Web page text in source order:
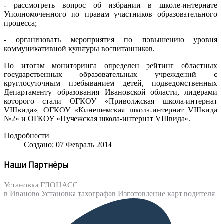
- рассмотреть вопрос об избрании в школе-интернате
Уполномоченного
по правам участников
образовательного
процесса;
-организовать мероприятия по повышению
уровня
коммуникативной культуры воспитанников.
По
итогам мониторинга определен рейтинг
областных
государственных
образовательных учреждений с
круглосуточным
пребыванием детей, подведомственных
Департаменту
образования Ивановской области, лидерами
которого
стали ОГКОУ«Приволжская
школа-интернат
VIIIвида», ОГКОУ«Кинешемская школа-интернат VIIIвида
№2» и ОГКОУ«Пучежская школа-интернат VIIIвида».
Подробности
Создано: 07 Февраль 2014
Наши Партнёры
Установка ГЛОНАСС
в Иваново Установка тахографов Изготовление карт водителя